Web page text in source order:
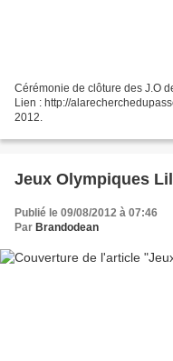
Cérémonie de clôture des J.O
Lien : http://
2012.
Jeux Olympiques
Publié le 09/08/2012 à 07:46
Par Brandodean